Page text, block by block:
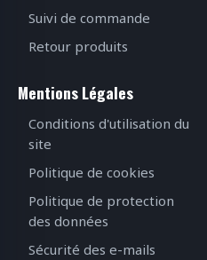
Suivi de commande
Retour produits
Mentions Légales
Conditions d'utilisation du
site
Politique de cookies
Politique de protection
des données
Sécurité des e-mails